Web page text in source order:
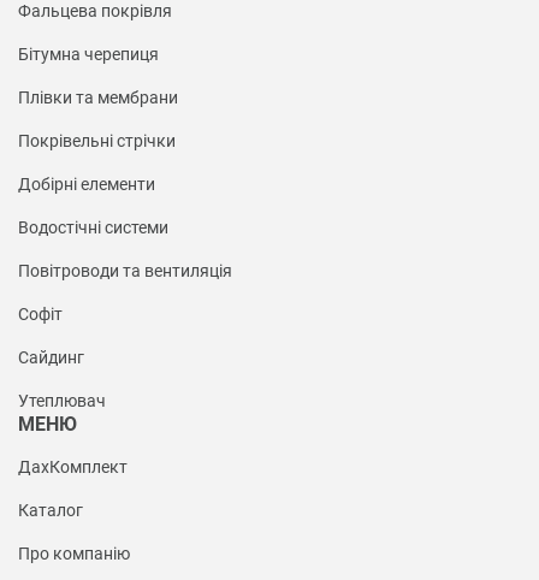
Фальцева покрівля
Бітумна черепиця
Плівки та мембрани
Покрівельні стрічки
Добірні елементи
Водостічні системи
Повітроводи та вентиляція
Софіт
Сайдинг
Утеплювач
МЕНЮ
ДахКомплект
Каталог
Про компанію